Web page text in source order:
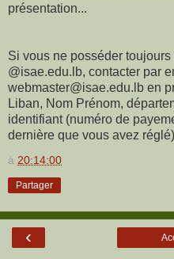
présentation...
Si vous ne posséder
@isae.edu.lb, contacter par
webmaster@isae.edu.lb en
Liban, Nom Prénom,
identifiant (numéro de
dernière que vous avez réglé)
à 20:14:00
Partager
‹